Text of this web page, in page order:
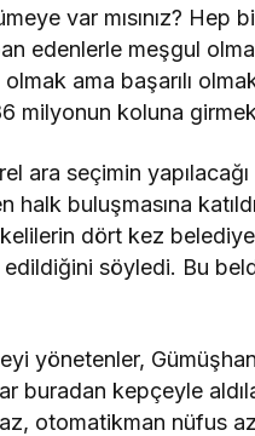
var mısınız? Hep
edenlerle meşgul
ama başarılı
milyonun koluna
ara seçimin yapılacağı
buluşmasına
dört kez belediye
edildiğini söyledi. Bu
yönetenler,
buradan kepçeyle
otomatikman nüfus